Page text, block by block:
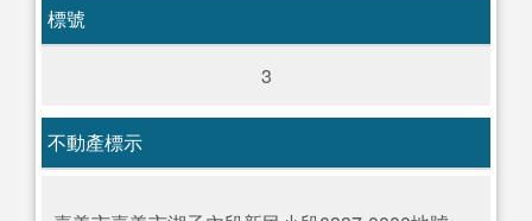
標號
3
不動產標示